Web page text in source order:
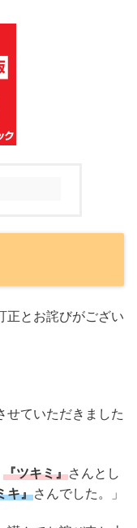
正とお詫びがござい
せていただきました
『ツキミ』さんとし
キ』さんでした。」